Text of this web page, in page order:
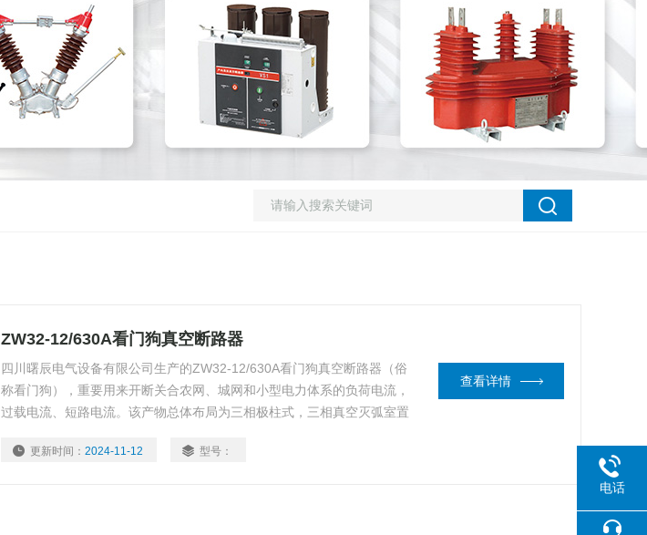
ZW32-12/630A看门狗真空断路器
四川曙辰电气设备有限公司生产的ZW32-12/630A看门狗真空断路器（俗
称看门狗），重要用来开断关合农网、城网和小型电力体系的负荷电流，
过载电流、短路电流。该产物总体布局为三相极柱式，三相真空灭弧室置
高。重合器型智能断路器。根本型与重合控制器配符实用于易取电源的场
更新时间：2024-11-12 型号：
查看详情
电话